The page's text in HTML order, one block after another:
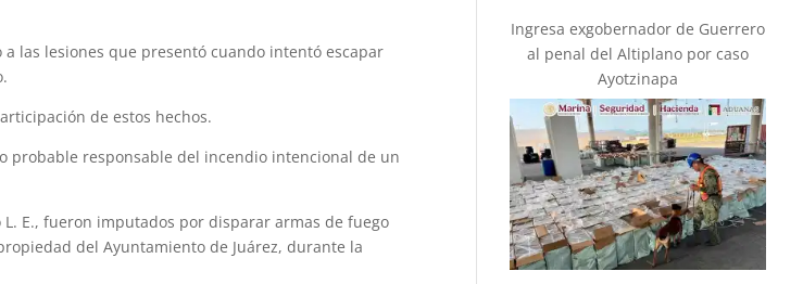
las lesiones que presentó cuando intentó escapar
de estos hechos.
probable responsable del incendio intencional de un
L. E., fueron imputados por disparar armas de fuego
del Ayuntamiento de Juárez, durante la
Ingresa exgobernador de Guerrero
al penal del Altiplano por caso
Ayotzinapa